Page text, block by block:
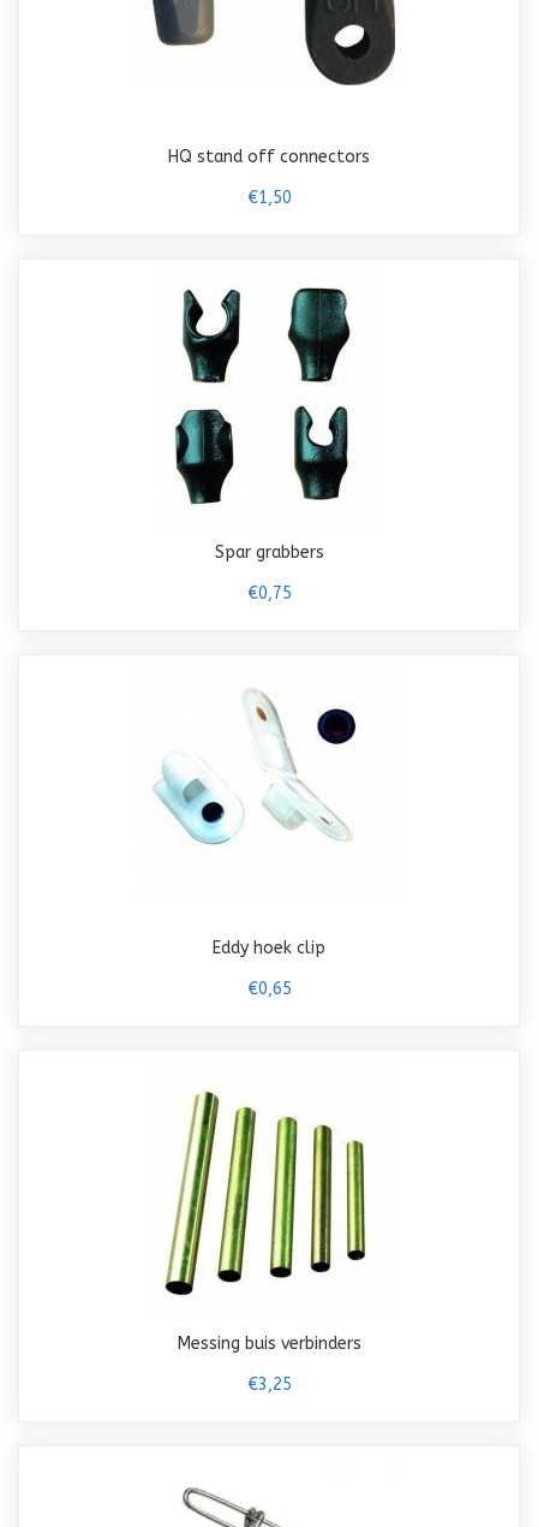
HQ stand off connectors
€1,50
Spar grabbers
€0,75
Eddy hoek clip
€0,65
Messing buis verbinders
€3,25